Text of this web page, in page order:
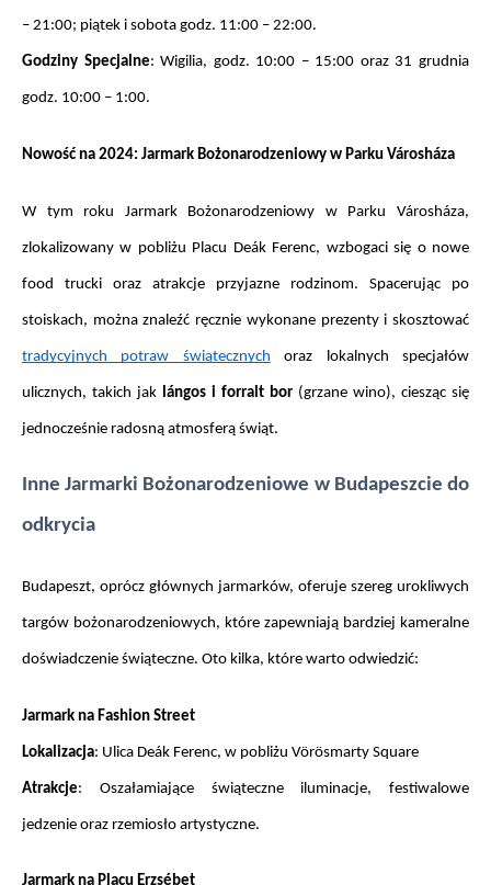
– 21:00; piątek i sobota godz. 11:00 – 22:00.
Godziny Specjalne: Wigilia, godz. 10:00 – 15:00 oraz 31 grudnia
godz. 10:00 – 1:00.
Nowość na 2024: Jarmark Bożonarodzeniowy w Parku Városháza
W tym roku Jarmark Bożonarodzeniowy w Parku Városháza,
zlokalizowany w pobliżu Placu Deák Ferenc, wzbogaci się o nowe
food trucki oraz atrakcje przyjazne rodzinom. Spacerując po
tradycyjnych potraw świątecznych oraz lokalnych specjałów
ulicznych, takich jak lángos i forralt bor (grzane wino), ciesząc się
jednocześnie radosną atmosferą świąt.
Inne Jarmarki Bożonarodzeniowe w Budapeszcie do
odkrycia
Budapeszt, oprócz głównych jarmarków, oferuje szereg urokliwych
targów bożonarodzeniowych, które zapewniają bardziej kameralne
doświadczenie świąteczne. Oto kilka, które warto odwiedzić:
Jarmark na Fashion Street
Lokalizacja: Ulica Deák Ferenc, w pobliżu Vörösmarty Square
Atrakcje: Oszałamiające świąteczne iluminacje, festiwalowe
jedzenie oraz rzemiosło artystyczne.
Jarmark na Placu Erzsébet